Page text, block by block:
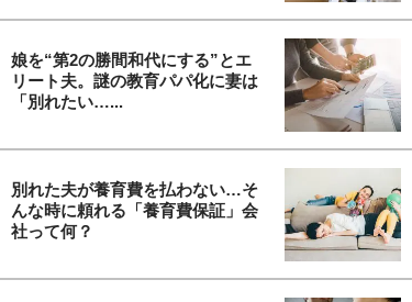
娘を“第2の勝間和代にする”とエ
リート夫。謎の教育パパ化に妻は
「別れたい…...
別れた夫が養育費を払わない…そ
んな時に頼れる「養育費保証」会
社って何？